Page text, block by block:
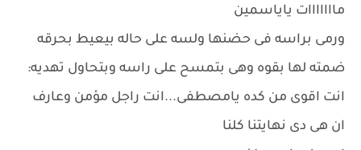
مااااااات ياياسمين
ورمى براسه فى حضنها ولسه على حاله بيعيط بحرقه
ضمته لها بقوه وهى بتمسح على راسه وبتحاول تهديه:
انت اقوى من كده يامصطفى...انت راجل مؤمن وعارف
ان هى دى نهايتنا كلنا